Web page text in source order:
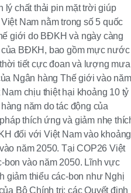
lý chất thải pin mặt trời giúp
Việt Nam nằm trong số 5 quốc
giới do BĐKH và ngày càng
BĐKH, bao gồm mực nước
tiết cực đoan và lượng mưa
Ngân hàng Thế giới vào năm
chịu thiệt hại khoảng 10 tỷ
năm do tác động của
thích ứng và giảm nhẹ
đối với Việt Nam vào khoảng
năm 2050. Tại COP26 Việt
bon vào năm 2050. Lĩnh vực
giảm thiểu các-bon như Nghị
Bộ Chính trị; các Quyết định